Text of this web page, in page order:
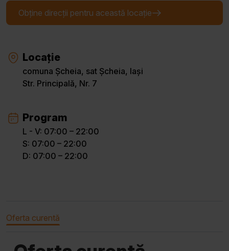
Obține direcții pentru această locație
Locație
comuna Șcheia, sat Șcheia, Iași
Str. Principală, Nr. 7
Program
L - V: 07:00 – 22:00
S: 07:00 – 22:00
D: 07:00 – 22:00
Oferta curentă